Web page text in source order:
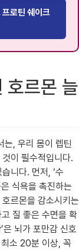
로틴 쉐이크
호르몬 늘
는, 우리 몸이 렙틴
이 필수적입니다.
니다. 먼저, ‘수
식욕을 촉진하는
르몬을 감소시키는
질 좋은 수면을 확
은 뇌가 포만감 신호
소 20분 이상, 꼭